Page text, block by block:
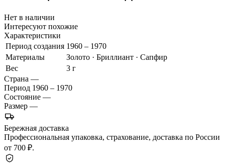
Нет в наличии
Интересуют похожие
Характеристики
Период создания 1960 – 1970
Материалы
Золото · Бриллиант · Сапфир
Вес
3 г
Страна —
Период 1960 – 1970
Состояние —
Размер —
Бережная доставка
Профессиональная упаковка, страхование, доставка по России
от 700 ₽.